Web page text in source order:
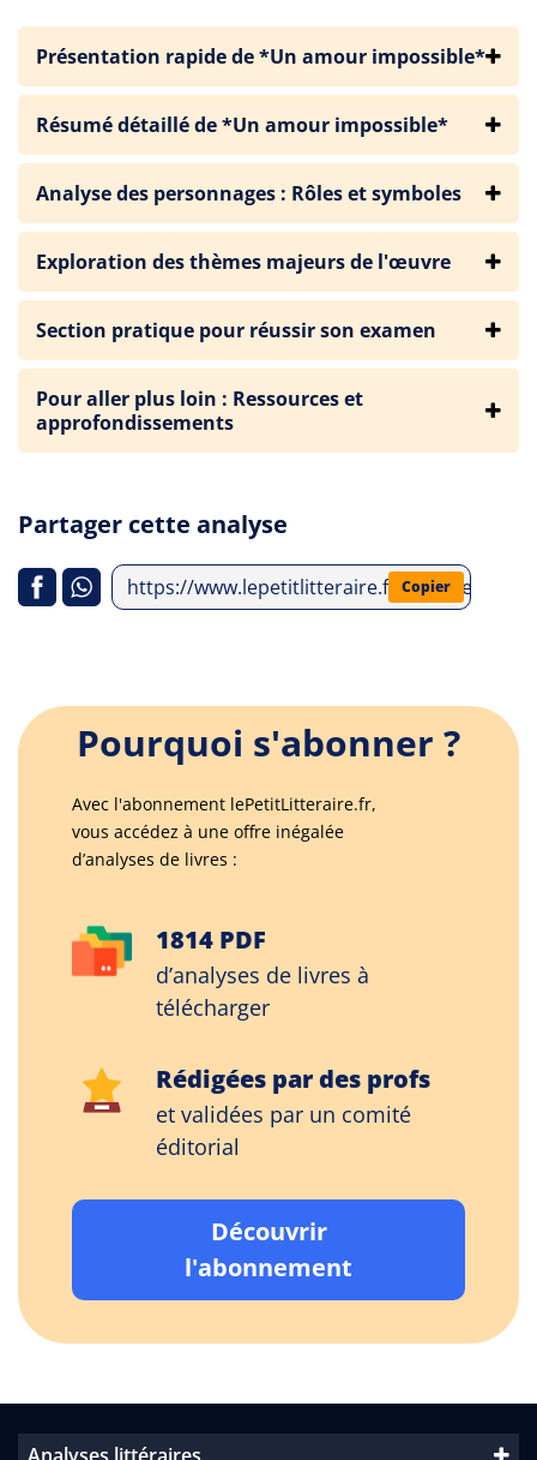
Présentation rapide de *Un amour impossible*
Résumé détaillé de *Un amour impossible*
Analyse des personnages : Rôles et symboles
Exploration des thèmes majeurs de l'œuvre
Section pratique pour réussir son examen
Pour aller plus loin : Ressources et
approfondissements
Partager cette analyse
https://www.lepetitlitteraire.fr/analyses-
Copier
Pourquoi s'abonner ?
Avec l'abonnement lePetitLitteraire.fr,
vous accédez à une offre inégalée
d’analyses de livres :
1814 PDF
d’analyses de livres à
télécharger
Rédigées par des profs
et validées par un comité
éditorial
Découvrir
l'abonnement